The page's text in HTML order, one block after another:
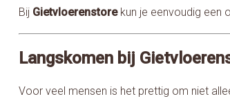
Bij Gietvloerenstorekun je eenvoudig een
Langskomen bij
Voor veel mensen is het prettig om niet